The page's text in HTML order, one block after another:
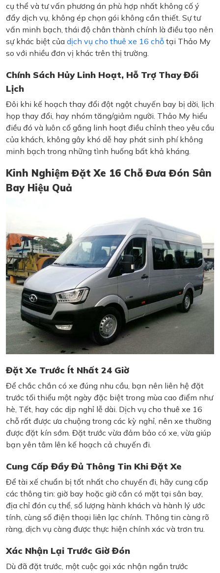
cụ thể và tư vấn phương án phù hợp nhất không cố ý
đẩy dịch vụ, không ép chọn gói không cần thiết. Sự tư
vấn minh bạch, thái độ chân thành chính là điều tạo nên
sự khác biệt của dịch vụ cho thuê xe 16 chỗ tại Thảo My
so với nhiều đơn vị khác trên thị trường.
Chính Sách Hủy Linh Hoạt, Hỗ Trợ Thay Đổi
Lịch
Đôi khi kế hoạch thay đổi đột ngột chuyến bay bị dời, lịch
họp thay đổi, hay nhóm tăng/giảm người. Thảo My hiểu
điều đó và luôn cố gắng linh hoạt điều chỉnh theo yêu cầu
của khách, không gây khó dễ hay phát sinh phí không
minh bạch trong những tình huống bất khả kháng.
Kinh Nghiệm Đặt Xe 16 Chỗ Đưa Đón Sân
Bay Hiệu Quả
Đặt Xe Trước Ít Nhất 24 Giờ
Để chắc chắn có xe đúng nhu cầu, bạn nên liên hệ đặt
trước tối thiểu một ngày đặc biệt trong mùa cao điểm như
hè, Tết, hay các dịp nghỉ lễ dài. Dịch vụ cho thuê xe 16
chỗ rất được ưa chuộng trong các kỳ nghỉ, nên xe thường
được đặt kín sớm. Đặt trước vừa đảm bảo có xe, vừa giúp
bạn yên tâm lên kế hoạch cả chuyến đi.
Cung Cấp Đầy Đủ Thông Tin Khi Đặt Xe
Để tài xế chuẩn bị tốt nhất cho chuyến đi, hãy cung cấp
các thông tin: giờ bay hoặc giờ cần có mặt tại sân bay,
địa chỉ đón cụ thể, số lượng hành khách và hành lý ước
tính, cùng số điện thoại liên lạc chính. Thông tin càng rõ
ràng, dịch vụ càng được thực hiện chính xác và trơn tru.
Xác Nhận Lại Trước Giờ Đón
Dù đã đặt trước, một cuộc gọi xác nhận ngắn trước